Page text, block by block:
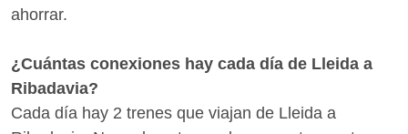
ahorrar.
¿Cuántas conexiones hay cada día de Lleida a
Ribadavia?
Cada día hay 2 trenes que viajan de Lleida a